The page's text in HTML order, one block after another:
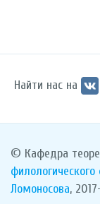
Найти нас на
© Кафедра
Ломоносова,